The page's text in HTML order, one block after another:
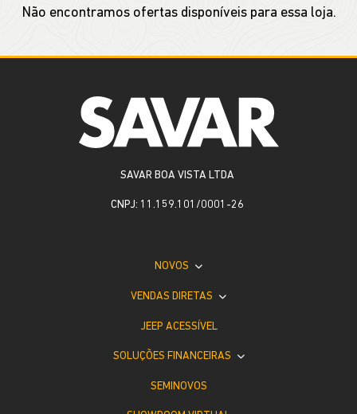
Não encontramos ofertas disponíveis para essa loja.
SAVAR BOA VISTA LTDA
CNPJ: 11.159.101/0001-26
NOVOS
VENDAS DIRETAS
JEEP ACESSÍVEL
SOLUÇÕES FINANCEIRAS
SEMINOVOS